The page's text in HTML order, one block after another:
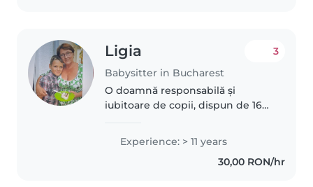
Ligia
Babysitter in Bucharest
3
O doamnă responsabilă și
iubitoare de copii, dispun de 16
adolescent. Sunt empatică,
vorbesc fluent română și engleză
Experience: > 11 years
30,00 RON/hr